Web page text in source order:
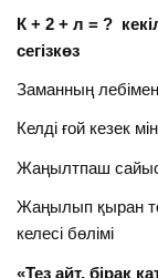
К + 2 + л
сегізкөз
Заманның
Келді ғой кезек
Жаңылтпаш
Жаңылып қыран
келесі бөлімі
«Тез айт, бірақ